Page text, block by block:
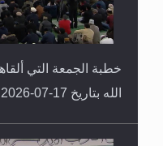
خطبة الجمعة التي
الله بتاريخ 17-07-2026